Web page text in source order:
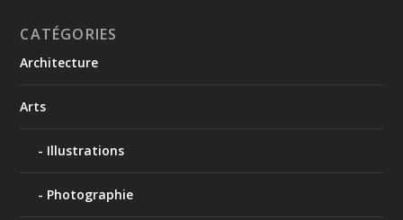
CATÉGORIES
Architecture
Arts
Illustrations
Photographie